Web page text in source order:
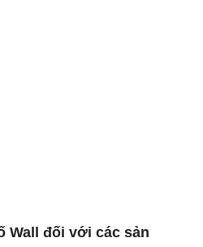
Wall đối với các sản